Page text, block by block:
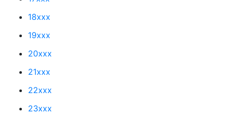
18xxx
19xxx
20xxx
21xxx
22xxx
23xxx